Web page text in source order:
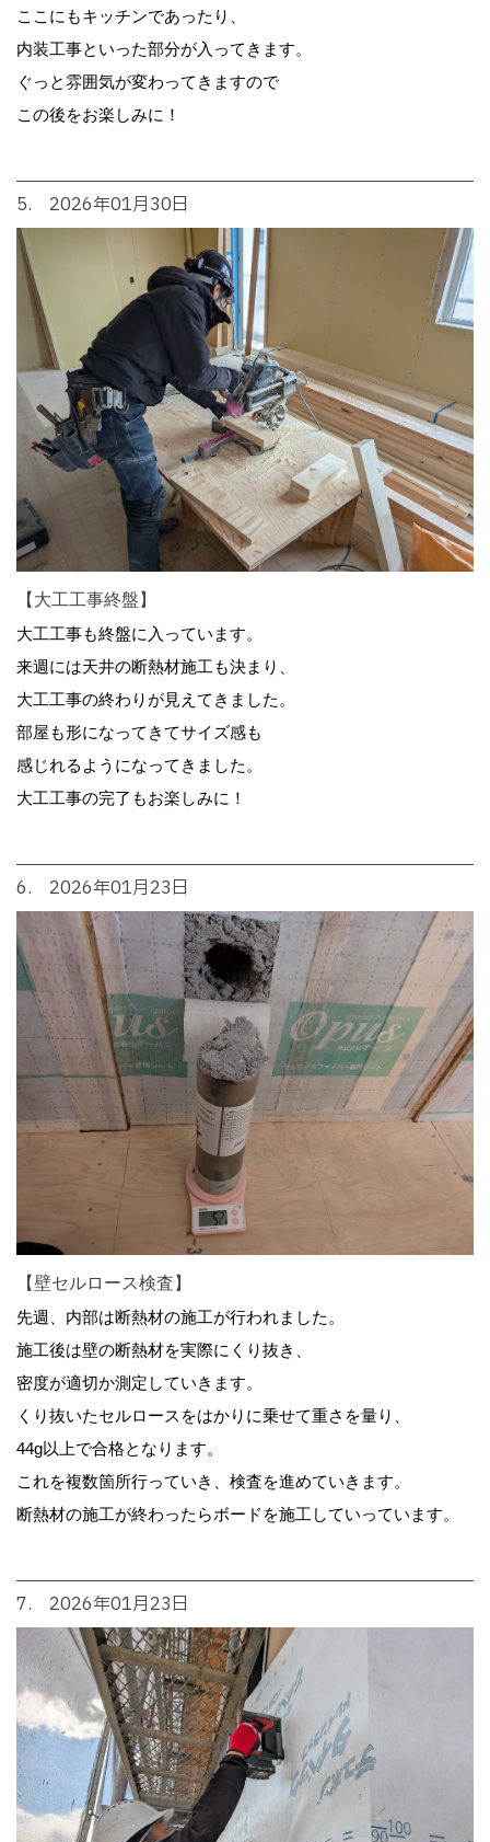
ここにもキッチンであったり、
内装工事といった部分が入ってきます。
ぐっと雰囲気が変わってきますので
この後をお楽しみに！
5. 2026年01月30日
【大工工事終盤】
大工工事も終盤に入っています。
来週には天井の断熱材施工も決まり、
大工工事の終わりが見えてきました。
部屋も形になってきてサイズ感も
感じれるようになってきました。
大工工事の完了もお楽しみに！
6. 2026年01月23日
【壁セルロース検査】
先週、内部は断熱材の施工が行われました。
施工後は壁の断熱材を実際にくり抜き、
密度が適切か測定していきます。
くり抜いたセルロースをはかりに乗せて重さを量り、
44g以上で合格となります。
これを複数箇所行っていき、検査を進めていきます。
断熱材の施工が終わったらボードを施工していっています。
7. 2026年01月23日